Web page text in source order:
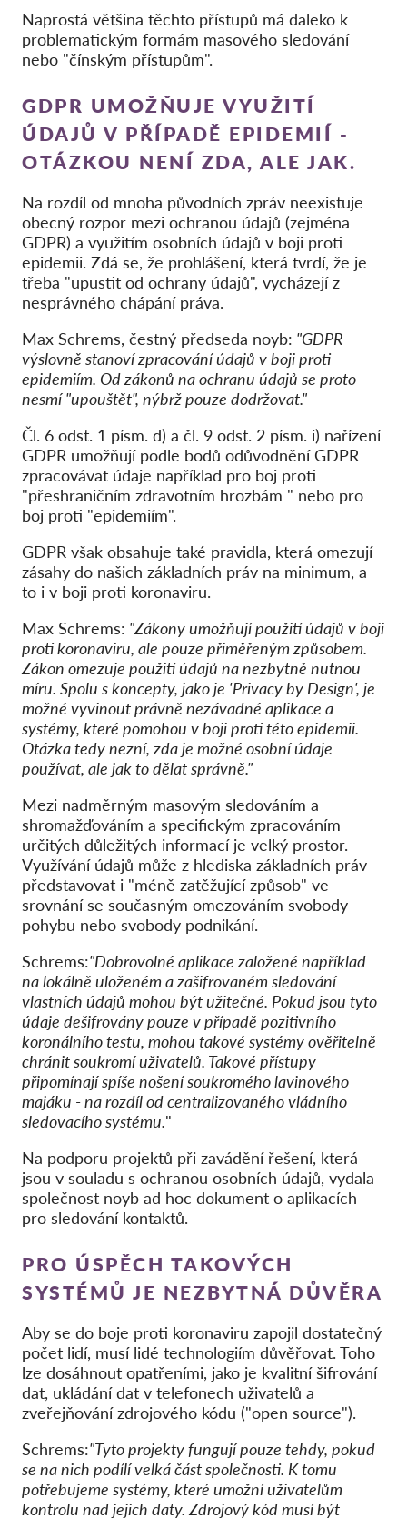
Naprostá většina těchto přístupů má daleko k
problematickým formám masového sledování
nebo "čínským přístupům".
GDPR UMOŽŇUJE VYUŽITÍ
ÚDAJŮ V PŘÍPADĚ EPIDEMIÍ -
OTÁZKOU NENÍ ZDA, ALE JAK.
Na rozdíl od mnoha původních zpráv neexistuje
obecný rozpor mezi ochranou údajů (zejména
GDPR) a využitím osobních údajů v boji proti
epidemii. Zdá se, že prohlášení, která tvrdí, že je
třeba "upustit od ochrany údajů", vycházejí z
nesprávného chápání práva.
Max Schrems, čestný předseda noyb: "GDPR
výslovně stanoví zpracování údajů v boji proti
epidemiím. Od zákonů na ochranu údajů se proto
nesmí "upouštět", nýbržpouze dodržovat."
Čl. 6 odst. 1 písm. d) a čl. 9 odst. 2 písm. i) nařízení
GDPR umožňují podle bodů odůvodnění GDPR
zpracovávat údaje například pro boj proti
"přeshraničním zdravotním hrozbám " nebo pro
boj proti "epidemiím".
GDPR však obsahuje také pravidla, která omezují
zásahy do našich základních práv na minimum, a
to i v boji proti koronaviru.
Max Schrems: "Zákony umožňují použití údajů v boji
proti koronaviru, ale pouze přiměřeným způsobem.
Zákon omezuje použití údajů na nezbytně nutnou
míru. Spolu s koncepty, jako je 'Privacy by Design', je
možné vyvinout právně nezávadné aplikace a
systémy, které pomohou v boji proti této epidemii.
Otázka tedy nezní, zda je možné osobní údaje
používat, ale jak to dělat správně."
Mezi nadměrným masovým sledováním a
shromažďováním a specifickým zpracováním
určitých důležitých informací je velký prostor.
Využívání údajů může z hlediska základních práv
představovat i "méně zatěžující způsob" ve
srovnání se současným omezováním svobody
pohybu nebo svobody podnikání.
Schrems:"Dobrovolné aplikace založené například
na lokálně uloženém a zašifrovaném sledování
vlastních údajů mohou být užitečné. Pokud jsou tyto
údaje dešifrovány pouze v případě pozitivního
koronálního testu, mohou takové systémy ověřitelně
chránit soukromí uživatelů. Takové přístupy
připomínají spíše nošení soukromého lavinového
majáku - na rozdíl od centralizovaného vládního
sledovacího systému."
Na podporu projektů při zavádění řešení, která
jsou v souladu s ochranou osobních údajů, vydala
společnost noyb ad hoc dokument o aplikacích
pro sledování kontaktů.
PRO ÚSPĚCH TAKOVÝCH
SYSTÉMŮ JE NEZBYTNÁ DŮVĚRA
Aby se do boje proti koronaviru zapojil dostatečný
počet lidí, musí lidé technologiím důvěřovat. Toho
lze dosáhnout opatřeními, jako je kvalitní šifrování
dat, ukládání dat v telefonech uživatelů a
zveřejňování zdrojového kódu ("open source").
Schrems:"Tyto projekty fungují pouze tehdy, pokud
se na nich podílí velká část společnosti. K tomu
potřebujeme systémy, které umožní uživatelům
kontrolu nad jejich daty. Zdrojový kód musí být